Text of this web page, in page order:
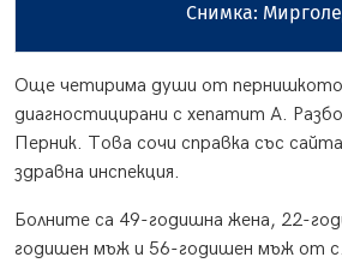
Снимка:
Още четирима души от пернишкото
диагностицирани с хепатит А.
Перник. Това сочи справка със
здравна инспекция.
Болните са 49-годишна жена, 22-
годишен мъж и 56-годишен мъж от